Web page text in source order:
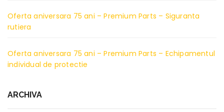
Oferta aniversara 75 ani – Premium Parts – Siguranta
rutiera
Oferta aniversara 75 ani – Premium Parts – Echipamentul
individual de protectie
ARCHIVA